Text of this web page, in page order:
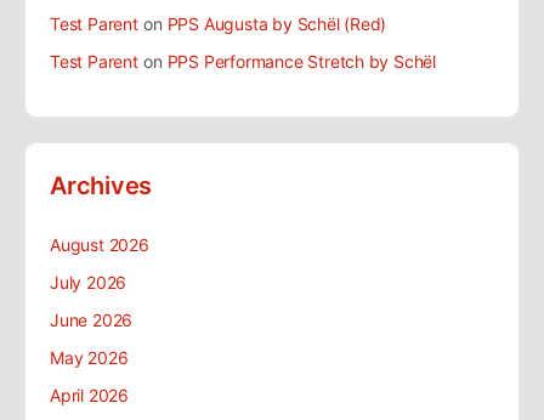
Test Parenton PPS Augusta by Schël (Red)
Test Parenton PPS Performance Stretch by Schël
Archives
August 2026
July 2026
June 2026
May 2026
April 2026